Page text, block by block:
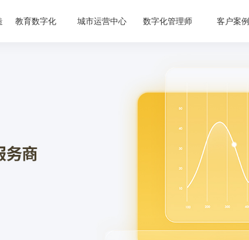
教育数字化 城市运营中心 数字化管理师 客户案例